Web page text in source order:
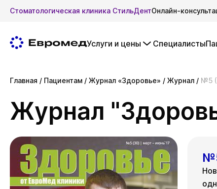
Стоматологическая клиника СтильДентОнлайн-
Услуги и цены Специалисты
Главная / Пациентам / Журнал «Здоровье» / Журнал / №5
Журнал